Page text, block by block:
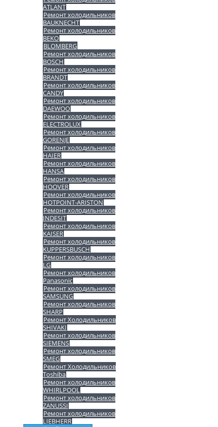
ATLANT
Ремонт холодильников
BAUKNECHT
Ремонт холодильников
BEKO
BLOMBERG
Ремонт холодильников
BOSCH
Ремонт холодильников
BRANDT
Ремонт холодильников
CANDY
Ремонт холодильников
DAEWOO
Ремонт холодильников
ELECTROLUX
Ремонт холодильников
GORENJE
Ремонт холодильников
HAIER
Ремонт холодильников
HANSA
Ремонт холодильников
HOOVER
Ремонт холодильников
HOTPOINT-ARISTON
Ремонт холодильников
INDESIT
Ремонт холодильников
KAISER
Ремонт холодильников
KUPPERSBUSCH
Ремонт холодильников
LG
Ремонт холодильников
Panasonic
Ремонт холодильников
SAMSUNG
Ремонт холодильников
SHARP
Ремонт Холодильников
SHIVAKI
Ремонт холодильников
SIEMENS
Ремонт холодильников
SMEG
Ремонт Холодильников
Toshiba
Ремонт холодильников
WHIRLPOOL
Ремонт холодильников
ZANUSSI
Ремонт холодильников
LIEBHERR